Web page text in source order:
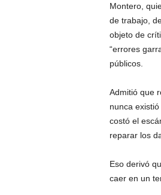
Montero,
de trabajo,
objeto de
“errores
públicos.
Admitió que
nunca
costó el
reparar los
Eso derivó
caer en un